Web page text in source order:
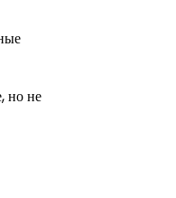
но не